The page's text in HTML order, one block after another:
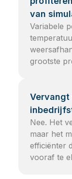
van
Variabele
grootste
Nee. Het
maar het
efficiënter
vooraf te